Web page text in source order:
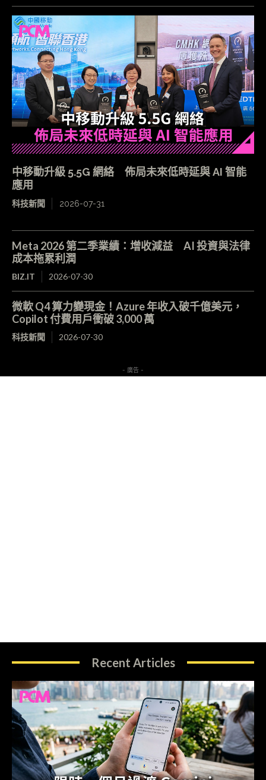
中移動升級 5.5G 網絡 佈局未來低時延與 AI 智能
應用
科技新聞 2026-07-31
Meta 2026 第二季業績：增收減益 AI 投資與法律
成本拖累利潤
BIZ.IT 2026-07-30
微軟 Q4 算力變現金！Azure 年收入破千億美元，
Copilot 付費用戶衝破 3,000 萬
科技新聞 2026-07-30
- 廣告 -
Recent Articles